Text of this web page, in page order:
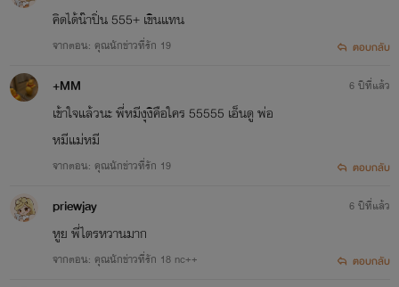
คิดได้น๊าปิ่น 555+ เขินแทน
จากตอน: คุณนักข่าวที่รัก 19 ตอบกลับ
+MM
เข้าใจแล้วนะ พี่หมีงุงิคือใคร 55555 เอ็นดู พ่อ
หมีแม่หมี
จากตอน: คุณนักข่าวที่รัก 19
6 ปีที่แล้ว
ตอบกลับ
priewjay
หูย พี่ไตรหวานมาก
จากตอน: คุณนักข่าวที่รัก 18 nc++
6 ปีที่แล้ว
ตอบกลับ